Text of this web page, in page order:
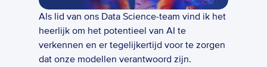
Als lid van ons Data Science-team vind ik het
heerlijk om het potentieel van AI te
verkennen en er tegelijkertijd voor te zorgen
dat onze modellen verantwoord zijn.